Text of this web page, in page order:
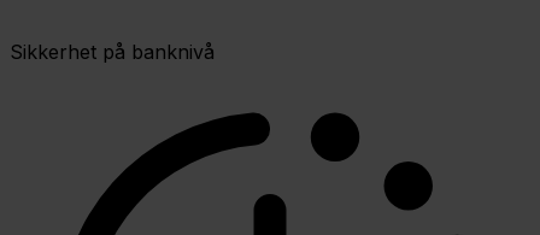
Sikkerhet på banknivå